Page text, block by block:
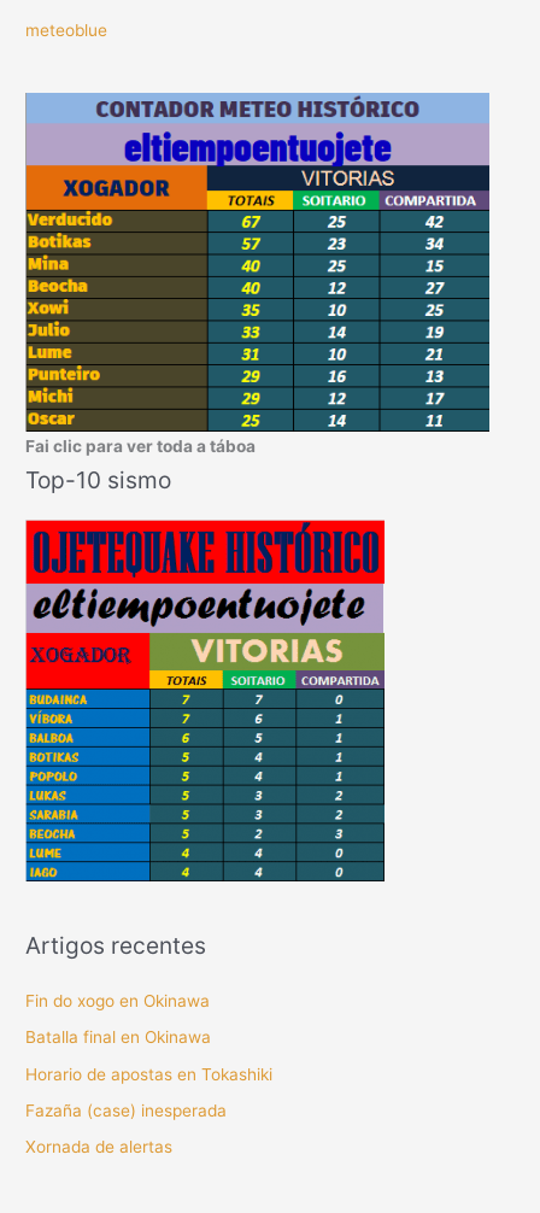
meteoblue
Fai clic para ver toda a táboa
Top-10 sismo
Artigos recentes
Fin do xogo en Okinawa
Batalla final en Okinawa
Horario de apostas en Tokashiki
Fazaña (case) inesperada
Xornada de alertas